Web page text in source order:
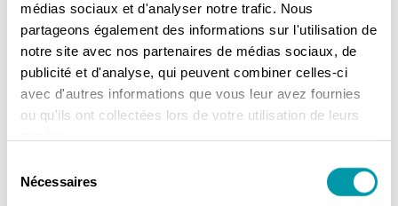
médias sociaux et d'analyser notre trafic. Nous
partageons également des informations sur l'utilisation de
notre site avec nos partenaires de médias sociaux, de
publicité et d'analyse, qui peuvent combiner celles-ci
avec d'autres informations que vous leur avez fournies
ou qu'ils ont collectées lors de votre utilisation de leurs
Nécessaires